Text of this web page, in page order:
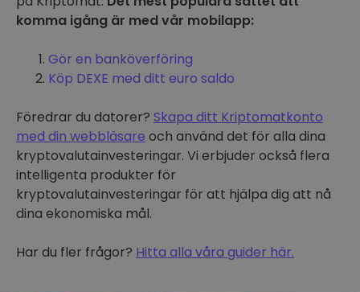
komma igång är med vår mobilapp:
Gör en banköverföring
Köp DEXE med ditt euro saldo
Föredrar du datorer? Skapa ditt Kriptomatkonto
med din webbläsare och använd det för alla dina
kryptovalutainvesteringar. Vi erbjuder också flera
intelligenta produkter för
kryptovalutainvesteringar för att hjälpa dig att nå
dina ekonomiska mål.
Har du fler frågor? Hitta alla våra guider här.